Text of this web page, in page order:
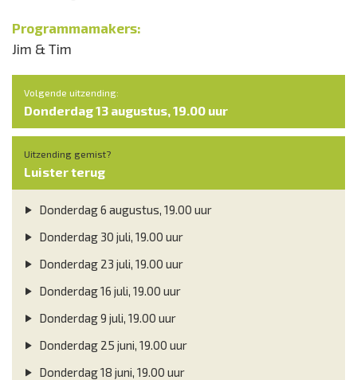
Programmamakers:
Jim & Tim
Volgende uitzending:
Donderdag 13 augustus, 19.00 uur
Uitzending gemist?
Luister terug
Donderdag 6 augustus, 19.00 uur
Donderdag 30 juli, 19.00 uur
Donderdag 23 juli, 19.00 uur
Donderdag 16 juli, 19.00 uur
Donderdag 9 juli, 19.00 uur
Donderdag 25 juni, 19.00 uur
Donderdag 18 juni, 19.00 uur